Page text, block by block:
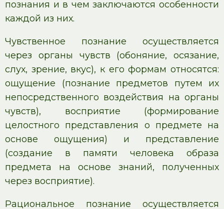
познания и в чем заключаются особенности
каждой из них.
Чувственное познание осуществляется
через органы чувств (обоняние, осязание,
слух, зрение, вкус), к его формам относятся:
ощущение (познание предметов путем их
непосредственного воздействия на органы
чувств), восприятие (формирование
целостного представления о предмете на
основе ощущения) и представление
(создание в памяти человека образа
предмета на основе знаний, полученных
через восприятие).
Рациональное познание осуществляется